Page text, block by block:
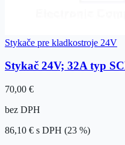
Stykače pre kladkostroje 24V
Stykač 24V; 32A typ
70,00 €
bez DPH
86,10 € s DPH (23 %)